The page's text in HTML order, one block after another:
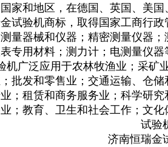
家和地区，在德国、英国、美
试验机商标，取得国家工商行
量器械和仪器；精密测量仪器
专用材料；测力计；电测量仪器
机广泛应用于农林牧渔业；采矿
批发和零售业；交通运输、仓
；租赁和商务服务业；科学研
；教育、卫生和社会工作；文化
试验
济南恒瑞金